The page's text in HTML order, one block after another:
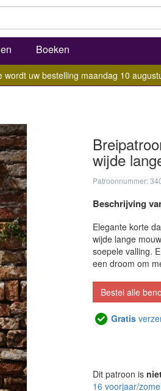
Boeken
wordt uw bestelling maandag 10
wijde
Patroonnummer:
Beschrijving
Elegante korte
wijde lange
soepele valling.
een droom om
Bestel alle
Gratis
Dit patroon is
16 voorjaar/